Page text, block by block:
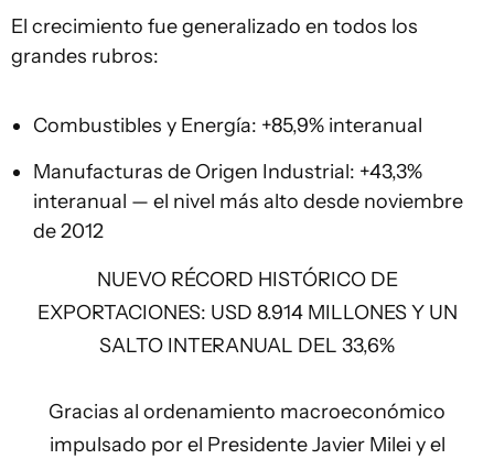
El crecimiento fue generalizado en todos los
grandes rubros:
Combustibles y Energía: +85,9% interanual
Manufacturas de Origen Industrial: +43,3%
interanual — el nivel más alto desde noviembre
de 2012
NUEVO RÉCORD HISTÓRICO DE
EXPORTACIONES: USD 8.914 MILLONES Y UN
SALTO INTERANUAL DEL 33,6%
Gracias al ordenamiento macroeconómico
impulsado por el Presidente Javier Milei y el